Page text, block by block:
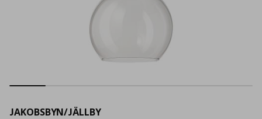
JAKOBSBYN/JÄLLBY